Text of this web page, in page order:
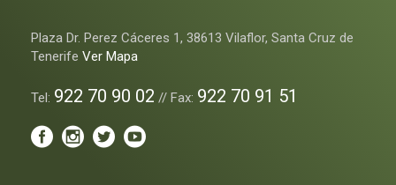
Plaza Dr. Perez Cáceres 1, 38613 Vilaflor, Santa Cruz de
Tenerife Ver Mapa
Tel: 922 70 90 02 // Fax: 922 70 91 51